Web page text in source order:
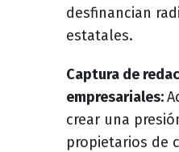
desfinancian
estatales.
Captura de
empresariales:
crear una
propietarios de